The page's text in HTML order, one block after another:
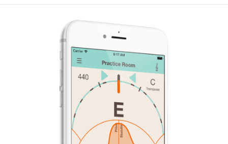
Händlersuche
Neuigkeiten
Gebiet / Land